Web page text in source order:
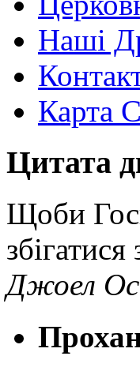
Наші
Карта
Цитата
Щоби
Джоел